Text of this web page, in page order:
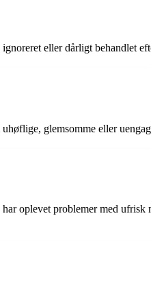
eller dårligt behandlet
glemsomme eller
oplevet problemer med ufrisk